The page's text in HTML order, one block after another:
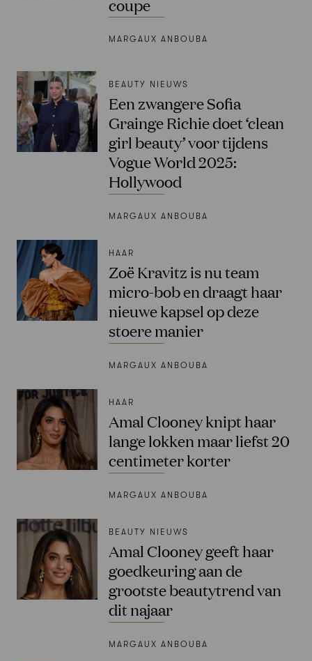
coupe
MARGAUX ANBOUBA
BEAUTY NIEUWS
Een zwangere Sofia
Grainge Richie doet ‘clean
girl beauty’ voor tijdens
Vogue World 2025:
Hollywood
MARGAUX ANBOUBA
HAAR
Zoë Kravitz is nu team
micro-bob en draagt haar
nieuwe kapsel op deze
stoere manier
MARGAUX ANBOUBA
HAAR
Amal Clooney knipt haar
lange lokken maar liefst 20
centimeter korter
MARGAUX ANBOUBA
BEAUTY NIEUWS
Amal Clooney geeft haar
goedkeuring aan de
grootste beautytrend van
dit najaar
MARGAUX ANBOUBA